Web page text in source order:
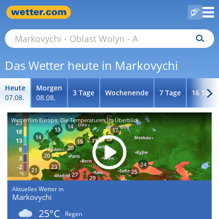
Das Wetter heute in Markovychi
Heute
07.08.
Morgen
08.08.
3 Tage Wochenende 7 Tage 16 Tage
Wetterfilm Europa: Die Temperaturen im Überblick
Aktuelles Wetter in
Markovychi
25°C
Regen